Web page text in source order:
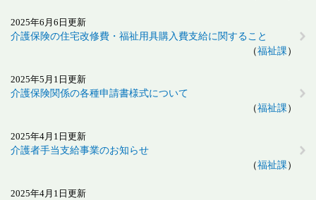
2025年6月6日更新
介護保険の住宅改修費・福祉用具購入費支給に関すること
福祉課
2025年5月1日更新
介護保険関係の各種申請書様式について
福祉課
2025年4月1日更新
介護者手当支給事業のお知らせ
福祉課
2025年4月1日更新